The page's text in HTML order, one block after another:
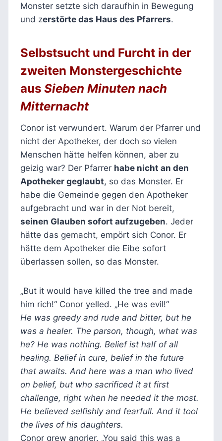
Monster setzte sich daraufhin in Bewegung
und zerstörte das Haus des Pfarrers.
Selbstsucht und Furchtin der
zweiten Monstergeschichte
aus Sieben Minuten nach
Mitternacht
Conor ist verwundert. Warum der Pfarrer und
nicht der Apotheker, der doch so vielen
Menschen hätte helfen können, aber zu
geizig war? Der Pfarrer habe nicht an den
Apotheker geglaubt, so das Monster. Er
habe die Gemeinde gegen den Apotheker
aufgebracht und war in der Not bereit,
seinen Glauben sofort aufzugeben. Jeder
hätte das gemacht, empört sich Conor. Er
hätte dem Apotheker die Eibe sofort
überlassen sollen, so das Monster.
„But it would have killed the tree and made
him rich!“ Conor yelled. „He was evil!“
He was greedy and rude and bitter, but he
was a healer. The parson, though, what was
he? He was nothing. Belief ist half of all
healing. Belief in cure, belief in the future
that awaits. And here was a man who lived
on belief, but who sacrificed it at first
challenge, right when he needed it the most.
He believed selfishly and fearfull. And it tool
the lives of his daughters.
Conor grew angrier. „You said this was a